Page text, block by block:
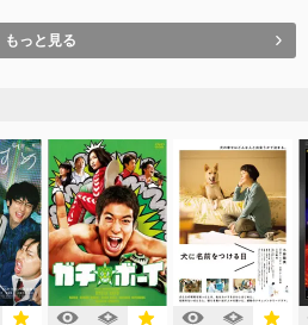
もっと見る